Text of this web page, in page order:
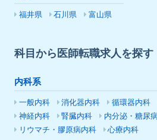
福井県 石川県 富山県
科目から医師転職求人を探す
内科系
一般内科 消化器内科 循環器内科
神経内科
腎臓内科 内分泌・糖尿
リウマチ・膠原病内科
心療内科